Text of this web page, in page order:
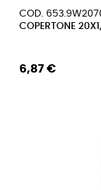
COD.
COPERTONE
6,87 €